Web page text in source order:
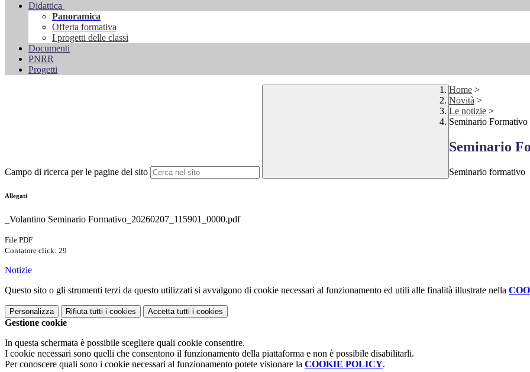
Didattica
Panoramica
Offerta formativa
I progetti delle classi
Documenti
PNRR
Progetti
Campo di ricerca per le pagine del sito
Home >
Novità >
Le notizie >
Seminario Formativo
Seminario
Seminario formativo
Allegati
_Volantino Seminario Formativo_20260207_115901_0000.pdf
File PDF
Contatore click: 29
Notizie
Questo sito o gli strumenti terzi da questo utilizzati si avvalgono di cookie necessari al funzionamento ed utili alle finalità illustrate nella
Personalizza Rifiuta tutti i cookies Accetta tutti i cookies
Gestione cookie
In questa schermata è possibile scegliere quali cookie consentire.
I cookie necessari sono quelli che consentono il funzionamento della piattaforma e non è possibile disabilitarli.
Per conoscere quali sono i cookie necessari al funzionamento potete visionare la COOKIE POLICY.